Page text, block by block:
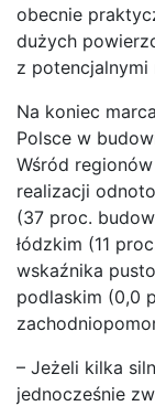
obecnie
dużych
z potencjalnymi
Na koniec
Polsce w
Wśród
realizacji
(37 proc.
łódzkim (11
wskaźnika
podlaskim (0,0
– Jeżeli kilka
jednocześnie